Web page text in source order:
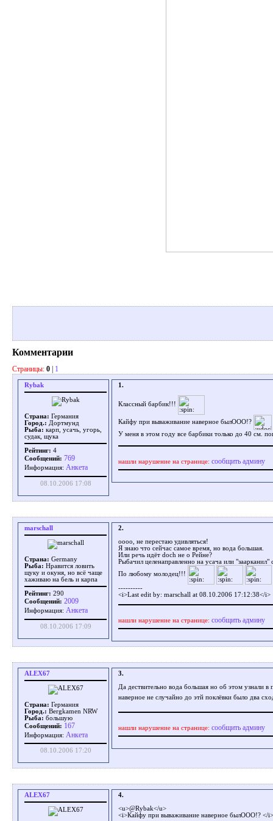
Комментарии
Страницы: 0 1
Rybak
Страна: Германия
Город.: Дортмунд
Рыба: карп, усачь, угорь,
судак, щука
Рейтинг: 4
Сообщений: 769
Информация: Aнкета
08.10.2006 17:08
1.
Классный барбик!!!
Кайфу при вываживание наверное былООО!?
У меня в этом году все барбики только до 40 см.
нашли нарушение на странице: сообщить админу
marschall
Страна: Germany
Рыба: Нравится ловить
щуку и окуня, но всё чаще
хаживаю на бель и карпа
Рейтинг: 290
Сообщений: 2009
Информация: Aнкета
08.10.2006 17:09
2.
оооо, не перестаю удивляться!
Я знаю что сейчас самое время, но вода большая.
Или речь идёт doch не о Рейне?
Рыбачил целенаправленно на усача или "заарканил"
По любому молодец!!!
----------
<i>Last edit by: marschall at 08.10.2006 17:12:38</i>
нашли нарушение на странице: сообщить админу
ALEX67
Страна: Германия
Город.: Bergkamen NRW
Рыба: бoльшую
Сообщений: 167
Информация: Aнкета
08.10.2006 17:20
3.
Да дествительно вода большая но об этом узнали
наверное не случайно до этй поклёвки было два
нашли нарушение на странице: сообщить админу
ALEX67
4.
<u>@Rybak</u>
<i>Кайфу при вываживание наверное былООО!? </i>